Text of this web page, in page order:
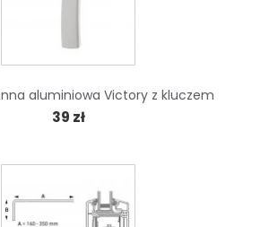
aluminiowa Victory z kluczem
39 zł